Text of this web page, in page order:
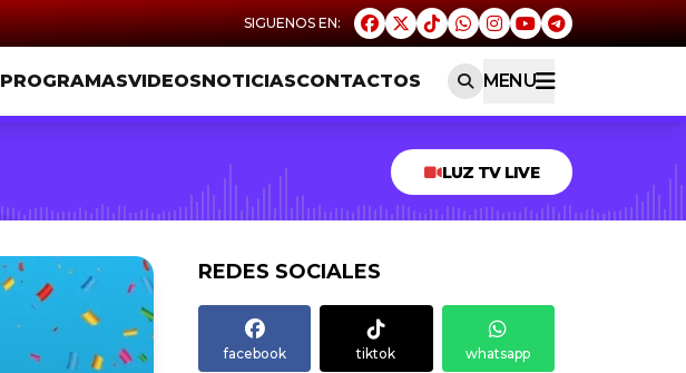
PROGRAMASVIDEOSNOTICIASCONTACTOS MENU
LUZ TV LIVE
REDES SOCIALES
facebook tiktok whatsapp